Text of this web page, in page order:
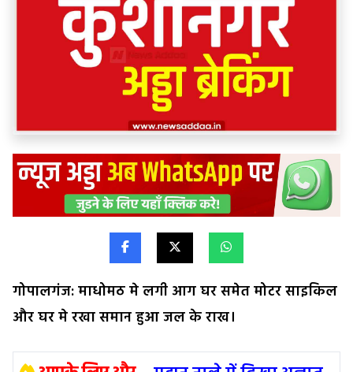
गोपालगंज: माधोमठ मे लगी आग घर समेत मोटर साइकिल
और घर मे रखा समान हुआ जल के राख।